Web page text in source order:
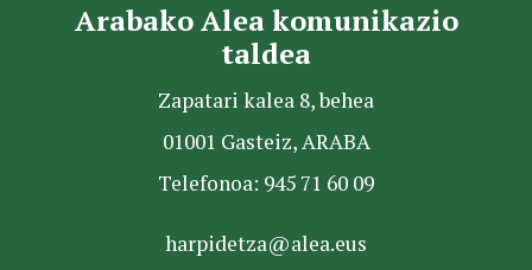
Arabako Alea komunikazio
taldea
Zapatari kalea 8, behea
01001 Gasteiz, ARABA
Telefonoa: 945 71 60 09
harpidetza@alea.eus